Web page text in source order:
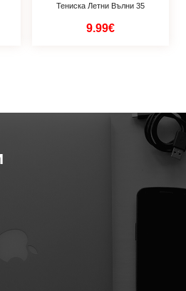
Тениска Летни Вълни 35
9.99€